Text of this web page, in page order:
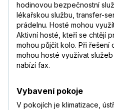
hodinovou bezpečnostní
lékařskou službu, transfer-
prádelnu. Hosté mohou
Aktivní hosté, kteří se chtějí
mohou půjčit kolo. Při řešení
mohou hosté využívat
nabízí fax.
Vybavení pokoje
V pokojích je klimatizace,